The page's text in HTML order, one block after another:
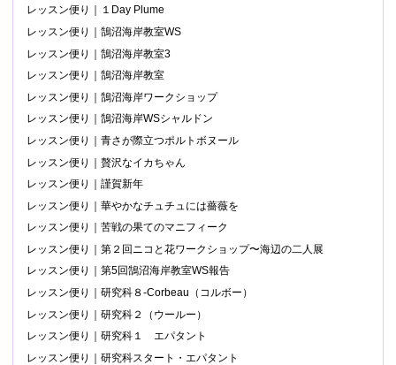
レッスン便り｜１Day Plume
レッスン便り｜鵠沼海岸教室WS
レッスン便り｜鵠沼海岸教室3
レッスン便り｜鵠沼海岸教室
レッスン便り｜鵠沼海岸ワークショップ
レッスン便り｜鵠沼海岸WSシャルドン
レッスン便り｜青さが際立つポルトボヌール
レッスン便り｜贅沢なイカちゃん
レッスン便り｜謹賀新年
レッスン便り｜華やかなチュチュには薔薇を
レッスン便り｜苦戦の果てのマニフィーク
レッスン便り｜第２回ニコと花ワークショップ〜海辺の二人展
レッスン便り｜第5回鵠沼海岸教室WS報告
レッスン便り｜研究科８-Corbeau（コルボー）
レッスン便り｜研究科２（ウールー）
レッスン便り｜研究科１ エパタント
レッスン便り｜研究科スタート・エパタント